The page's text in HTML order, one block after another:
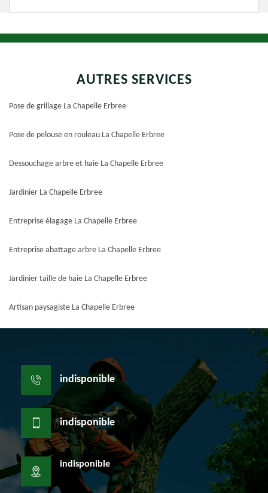
AUTRES SERVICES
Pose de grillage La Chapelle Erbree
Pose de pelouse en rouleau La Chapelle Erbree
Dessouchage arbre et haie La Chapelle Erbree
Jardinier La Chapelle Erbree
Entreprise élagage La Chapelle Erbree
Entreprise abattage arbre La Chapelle Erbree
Jardinier taille de haie La Chapelle Erbree
Artisan paysagiste La Chapelle Erbree
indisponible
indisponible
indisponible